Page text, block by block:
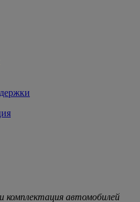
комплектация автомобилей